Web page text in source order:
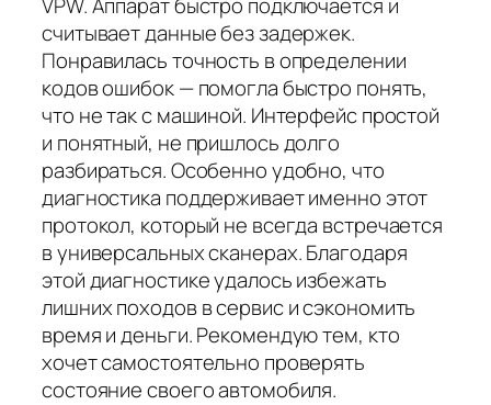
считывает данные без задержек.
Понравилась точность в определении
кодов ошибок — помогла быстро понять,
что не так с машиной. Интерфейс простой
и понятный, не пришлось долго
разбираться. Особенно удобно, что
диагностика поддерживает именно этот
протокол, который не всегда встречается
в универсальных сканерах. Благодаря
этой диагностике удалось избежать
лишних походов в сервис и сэкономить
время и деньги. Рекомендую тем, кто
хочет самостоятельно проверять
состояние своего автомобиля.